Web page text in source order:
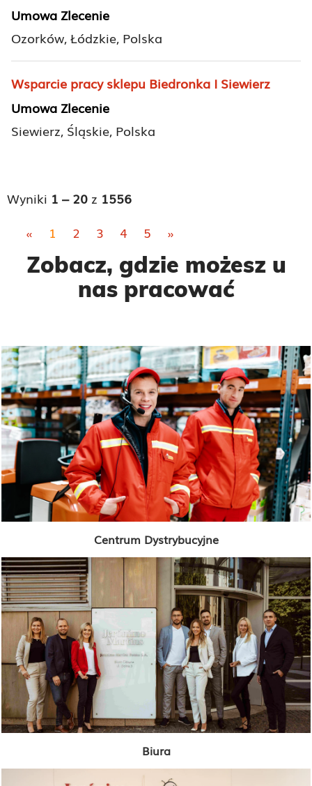
Umowa Zlecenie
Ozorków, Łódzkie, Polska
Wsparcie pracy sklepu Biedronka I Siewierz
Umowa Zlecenie
Siewierz, Śląskie, Polska
Wyniki 1 – 20 z 1556
«
1 2 3 4 5 »
Zobacz, gdzie możesz u
nas pracować
Centrum Dystrybucyjne
Biura